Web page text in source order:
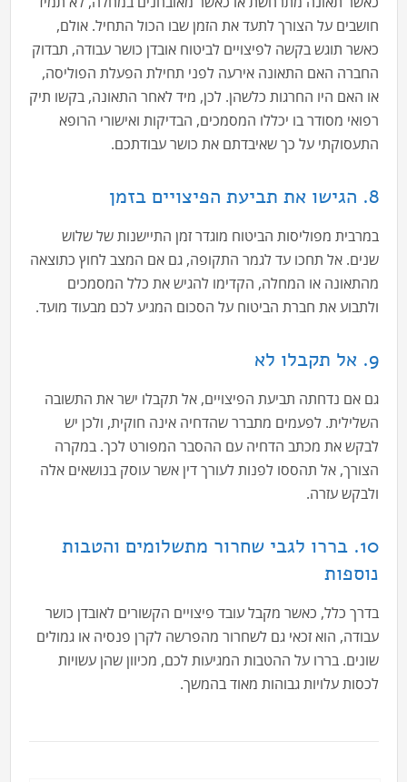
חושבים על הצורך לתעד את הזמן שבו הכול התחיל. אולם,
כאשר תוגש בקשה לפיצויים לביטוח אובדן כושר עבודה, תבדוק
החברה האם התאונה אירעה לפני תחילת הפעלת הפוליסה,
או האם היו החרגות כלשהן. לכן, מיד לאחר התאונה, בקשו תיק
רפואי מסודר בו יכללו המסמכים, הבדיקות ואישורי הרופא
התעסוקתי על כך שאיבדתם את כושר עבודתכם.
8. הגישו את תביעת הפיצויים בזמן
במרבית מפוליסות הביטוח מוגדר זמן התיישנות של שלוש
שנים. אל תחכו עד לגמר התקופה, גם אם המצב לחוץ כתוצאה
מהתאונה או המחלה, הקדימו להגיש את כלל המסמכים
ולתבוע את חברת הביטוח על הסכום המגיע לכם מבעוד מועד.
9. אל תקבלו לא
גם אם נדחתה תביעת הפיצויים, אל תקבלו ישר את התשובה
השלילית. לפעמים מתברר שהדחיה אינה חוקית, ולכן יש
לבקש את מכתב הדחיה עם ההסבר המפורט לכך. במקרה
הצורך, אל תהססו לפנות לעורך דין אשר עוסק בנושאים אלה
ולבקש עזרה.
10. בררו לגבי שחרור מתשלומים והטבות
נוספות
בדרך כלל, כאשר מקבל עובד פיצויים הקשורים לאובדן כושר
עבודה, הוא זכאי גם לשחרור מהפרשה לקרן פנסיה או גמולים
שונים. בררו על ההטבות המגיעות לכם, מכיוון שהן עשויות
לכסות עלויות גבוהות מאוד בהמשך.